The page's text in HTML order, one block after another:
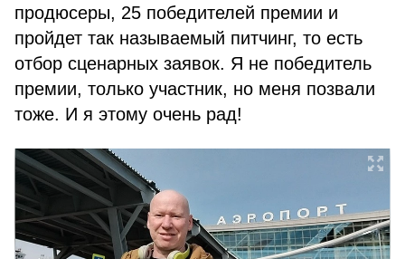
продюсеры, 25 победителей премии и
пройдет так называемый питчинг, то есть
отбор сценарных заявок. Я не победитель
премии, только участник, но меня позвали
тоже. И я этому очень рад!